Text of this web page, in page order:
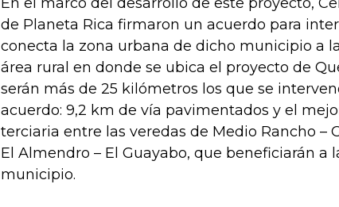
de Planeta Rica firmaron un acuerdo para
conecta la zona urbana de dicho municipio a
área rural en donde se ubica el proyecto de
serán más de 25 kilómetros los que se
acuerdo: 9,2 km de vía pavimentados y el
terciaria entre las veredas de Medio Rancho –
El Almendro – El Guayabo, que beneficiarán a
municipio.